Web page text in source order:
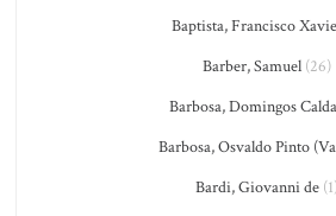
Baptista, Francisco
Barber, Samuel (26)
Barbosa, Domingos
Barbosa, Osvaldo Pinto
Bardi, Giovanni de